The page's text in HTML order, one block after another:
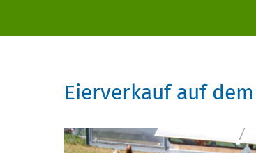
Eierverkauf auf